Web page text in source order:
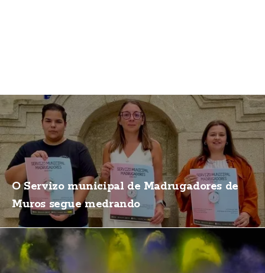
O Servizo municipal de Madrugadores de
Muros segue medrando